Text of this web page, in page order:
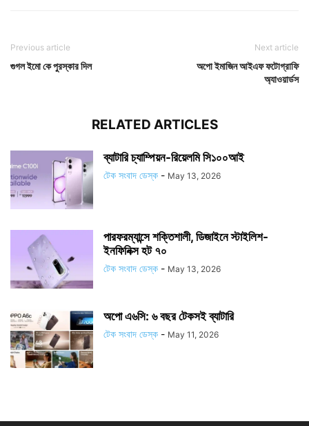
Previous article
গুগল ইমো কে পুরস্কার দিল
Next article
অপো ইমাজিন আইএফ ফটোগ্রাফি
অ্যাওয়ার্ডস
RELATED ARTICLES
ব্যাটারি চ্যাম্পিয়ন-রিয়েলমি সি১০০আই
টেক সংবাদ ডেস্ক - May 13, 2026
পারফরম্যান্সে শক্তিশালী, ডিজাইনে স্টাইলিশ-
ইনফিনিক্স হট ৭০
টেক সংবাদ ডেস্ক - May 13, 2026
অপো এ৬সি: ৬ বছর টেকসই ব্যাটারি
টেক সংবাদ ডেস্ক - May 11, 2026